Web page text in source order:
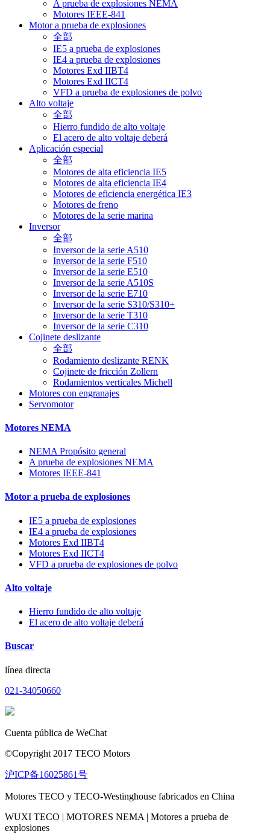
A prueba de explosiones NEMA
Motores IEEE-841
Motor a prueba de explosiones
全部
IE5 a prueba de explosiones
IE4 a prueba de explosiones
Motores Exd IIBT4
Motores Exd IICT4
VFD a prueba de explosiones de polvo
Alto voltaje
全部
Hierro fundido de alto voltaje
El acero de alto voltaje deberá
Aplicación especial
全部
Motores de alta eficiencia IE5
Motores de alta eficiencia IE4
Motores de eficiencia energética IE3
Motores de freno
Motores de la serie marina
Inversor
全部
Inversor de la serie A510
Inversor de la serie F510
Inversor de la serie E510
Inversor de la serie A510S
Inversor de la serie E710
Inversor de la serie S310/S310+
Inversor de la serie T310
Inversor de la serie C310
Cojinete deslizante
全部
Rodamiento deslizante RENK
Cojinete de fricción Zollern
Rodamientos verticales Michell
Motores con engranajes
Servomotor
Motores NEMA
NEMA Propósito general
A prueba de explosiones NEMA
Motores IEEE-841
Motor a prueba de explosiones
IE5 a prueba de explosiones
IE4 a prueba de explosiones
Motores Exd IIBT4
Motores Exd IICT4
VFD a prueba de explosiones de polvo
Alto voltaje
Hierro fundido de alto voltaje
El acero de alto voltaje deberá
Buscar
línea directa
021-34050660
Cuenta pública de WeChat
©Copyright 2017 TECO Motors
沪ICP备16025861号
Motores TECO y TECO-Westinghouse fabricados en China
WUXI TECO | MOTORES NEMA | Motores a prueba de
explosiones